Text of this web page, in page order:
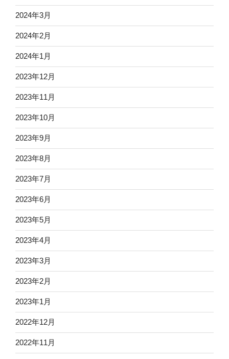
2024年3月
2024年2月
2024年1月
2023年12月
2023年11月
2023年10月
2023年9月
2023年8月
2023年7月
2023年6月
2023年5月
2023年4月
2023年3月
2023年2月
2023年1月
2022年12月
2022年11月